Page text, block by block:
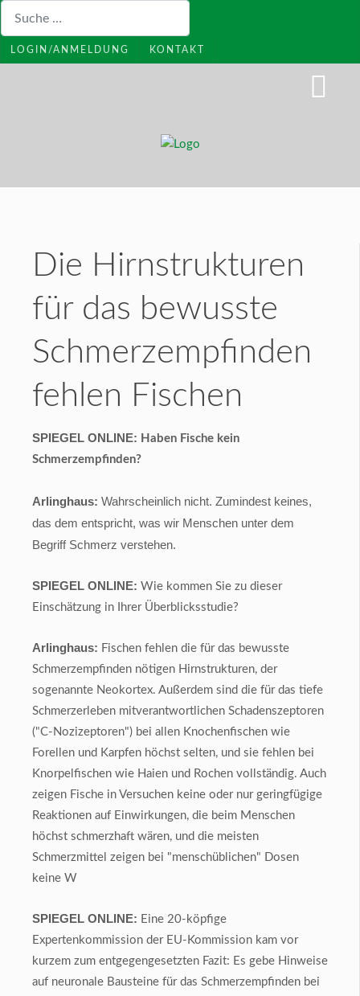
LOGIN/ANMELDUNG KONTAKT
Die Hirnstrukturen
für das bewusste
Schmerzempfinden
fehlen Fischen
SPIEGEL ONLINE: Haben Fische kein
Schmerzempfinden?
Arlinghaus: Wahrscheinlich nicht. Zumindest keines,
das dem entspricht, was wir Menschen unter dem
Begriff Schmerz verstehen.
SPIEGEL ONLINE: Wie kommen Sie zu dieser
Einschätzung in Ihrer Überblicksstudie?
Arlinghaus: Fischen fehlen die für das bewusste
Schmerzempfinden nötigen Hirnstrukturen, der
sogenannte Neokortex. Außerdem sind die für das tiefe
Schmerzerleben mitverantwortlichen Schadenszeptoren
("C-Nozizeptoren") bei allen Knochenfischen wie
Forellen und Karpfen höchst selten, und sie fehlen bei
Knorpelfischen wie Haien und Rochen vollständig. Auch
zeigen Fische in Versuchen keine oder nur geringfügige
Reaktionen auf Einwirkungen, die beim Menschen
höchst schmerzhaft wären, und die meisten
Schmerzmittel zeigen bei "menschüblichen" Dosen
keine W
SPIEGEL ONLINE: Eine 20-köpfige
Expertenkommission der EU-Kommission kam vor
kurzem zum entgegengesetzten Fazit: Es gebe Hinweise
auf neuronale Bausteine für das Schmerzempfinden bei